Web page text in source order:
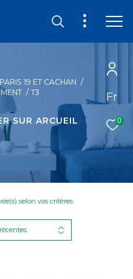
Fr
0
19 ET CACHAN
T3
SUR ARCUEIL
selon vos critères